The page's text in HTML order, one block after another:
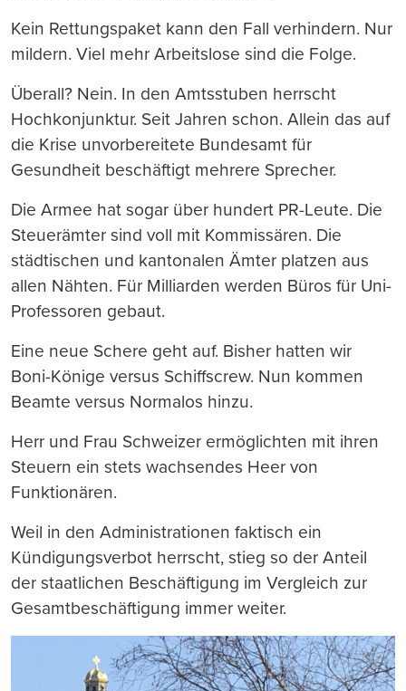
Kein Rettungspaket kann den Fall verhindern. Nur
mildern. Viel mehr Arbeitslose sind die Folge.
Überall? Nein. In den Amtsstuben herrscht
Hochkonjunktur. Seit Jahren schon. Allein das auf
die Krise unvorbereitete Bundesamt für
Gesundheit beschäftigt mehrere Sprecher.
Die Armee hat sogar über hundert PR-Leute. Die
Steuerämter sind voll mit Kommissären. Die
städtischen und kantonalen Ämter platzen aus
allen Nähten. Für Milliarden werden Büros für Uni-
Professoren gebaut.
Eine neue Schere geht auf. Bisher hatten wir
Boni-Könige versus Schiffscrew. Nun kommen
Beamte versus Normalos hinzu.
Herr und Frau Schweizer ermöglichten mit ihren
Steuern ein stets wachsendes Heer von
Funktionären.
Weil in den Administrationen faktisch ein
Kündigungsverbot herrscht, stieg so der Anteil
der staatlichen Beschäftigung im Vergleich zur
Gesamtbeschäftigung immer weiter.